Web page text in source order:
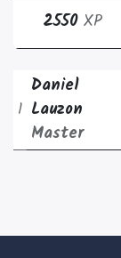
2550 XP
1
Daniel
Lauzon
Master